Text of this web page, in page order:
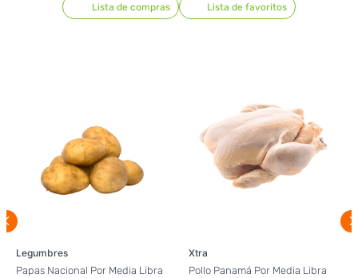
Lista de compras Lista de favoritos
Legumbres
Papas Nacional Por Media Libra
Xtra
Pollo Panamá Por Media Libra